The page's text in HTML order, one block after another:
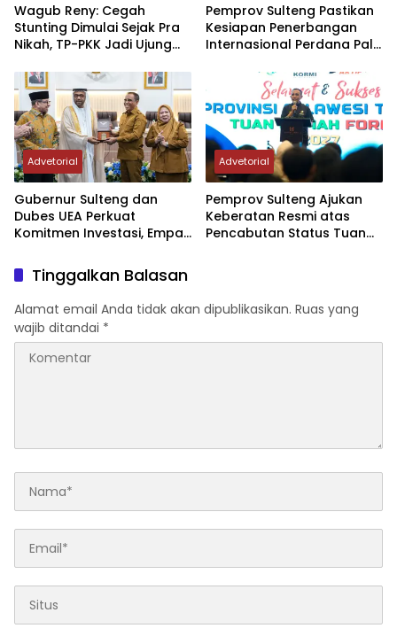
Wagub Reny: Cegah
Stunting Dimulai Sejak Pra
Nikah, TP-PKK Jadi Ujung
Pemprov Sulteng Pastikan
Kesiapan Penerbangan
Internasional Perdana Palu
Advetorial
Gubernur Sulteng dan
Dubes UEA Perkuat
Komitmen Investasi, Empat
Advetorial
Pemprov Sulteng Ajukan
Keberatan Resmi atas
Pencabutan Status Tuan
Tinggalkan Balasan
Alamat email Anda tidak akan dipublikasikan. Ruas yang
wajib ditandai *